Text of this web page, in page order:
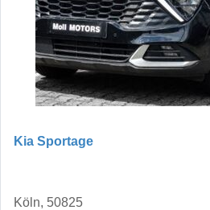
Kia Sportage
Köln, 50825